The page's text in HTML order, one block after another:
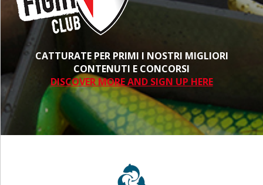
CATTURATE PER PRIMI I NOSTRI MIGLIORI
CONTENUTI E CONCORSI
DISCOVER MORE AND SIGN UP HERE